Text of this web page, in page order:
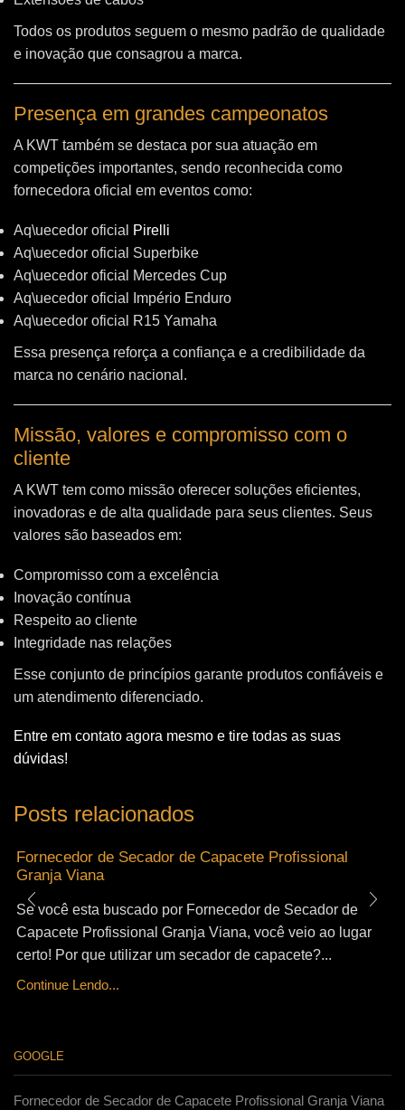
Todos os produtos seguem o mesmo padrão de qualidade
e inovação que consagrou a marca.
Presença em grandes campeonatos
A KWT também se destaca por sua atuação em
competições importantes, sendo reconhecida como
fornecedora oficial em eventos como:
Aq\uecedor oficial
Pirelli
Aq\uecedor oficial Superbike
Aq\uecedor oficial Mercedes Cup
Aq\uecedor oficial Império Enduro
Aq\uecedor oficial R15 Yamaha
Essa presença reforça a confiança e a credibilidade da
marca no cenário nacional.
Missão, valores e compromisso com o
cliente
A KWT tem como missão oferecer soluções eficientes,
inovadoras e de alta qualidade para seus clientes. Seus
valores são baseados em:
Compromisso com a excelência
Inovação contínua
Respeito ao cliente
Integridade nas relações
Esse conjunto de princípios garante produtos confiáveis e
um atendimento diferenciado.
Entre em contato agora mesmo e tire todas as suas
dúvidas!
Posts relacionados
Fornecedor de Secador de Capacete Profissional
Granja Viana
Se você esta buscado por Fornecedor de Secador de
Capacete Profissional Granja Viana, você veio ao lugar
certo! Por que utilizar um secador de capacete?...
Continue Lendo...
GOOGLE
Fornecedor de Secador de Capacete Profissional Granja Viana